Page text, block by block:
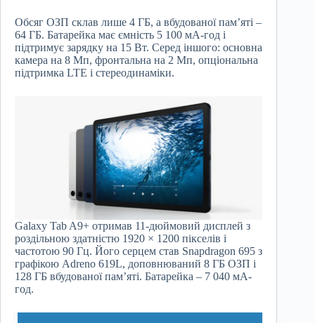
Обсяг ОЗП склав лише 4 ГБ, а вбудованої пам’яті –
64 ГБ. Батарейка має ємність 5 100 мА-год і
підтримує зарядку на 15 Вт. Серед іншого: основна
камера на 8 Мп, фронтальна на 2 Мп, опціональна
підтримка LTE і стереодинаміки.
Galaxy Tab A9+ отримав 11-дюймовий дисплей з
роздільною здатністю 1920 × 1200 пікселів і
частотою 90 Гц. Його серцем став Snapdragon 695 з
графікою Adreno 619L, доповнюваний 8 ГБ ОЗП і
128 ГБ вбудованої пам’яті. Батарейка – 7 040 мА-
год.